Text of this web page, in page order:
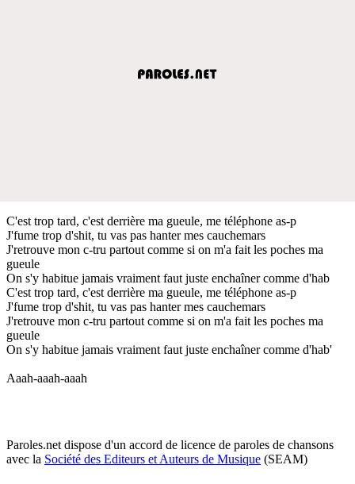
C'est trop tard, c'est derrière ma gueule, me téléphone as-p
J'fume trop d'shit, tu vas pas hanter mes cauchemars
J'retrouve mon c-tru partout comme si on m'a fait les poches ma
gueule
On s'y habitue jamais vraiment faut juste enchaîner comme d'hab
C'est trop tard, c'est derrière ma gueule, me téléphone as-p
J'fume trop d'shit, tu vas pas hanter mes cauchemars
J'retrouve mon c-tru partout comme si on m'a fait les poches ma
gueule
On s'y habitue jamais vraiment faut juste enchaîner comme d'hab'
Aaah-aaah-aaah
Paroles.net dispose d'un accord de licence de paroles de chansons
avec la Société des Editeurs et Auteurs de Musique (SEAM)